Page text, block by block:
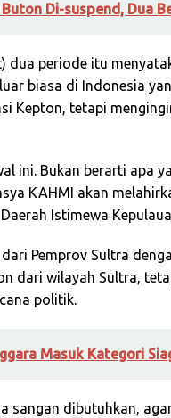
Buton Di-suspend, Dua
dua periode itu
biasa di Indonesia
Kepton, tetapi
ini. Bukan berarti apa
KAHMI akan
Istimewa
Pemprov Sultra
dari wilayah Sultra,
politik.
Masuk Kategori
sangan dibutuhkan,